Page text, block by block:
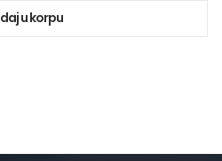
u korpu